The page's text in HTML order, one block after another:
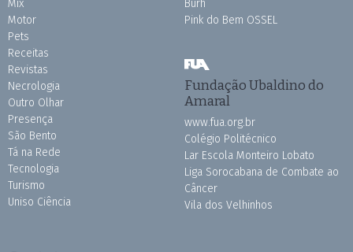
Mix
Motor
Pets
Receitas
Revistas
Necrologia
Outro Olhar
Presença
São Bento
Tá na Rede
Tecnologia
Turismo
Uniso Ciência
Burh
Pink do Bem OSSEL
Fundação Ubaldino do
Amaral
www.fua.org.br
Colégio Politécnico
Lar Escola Monteiro Lobato
Liga Sorocabana de Combate ao
Câncer
Vila dos Velhinhos